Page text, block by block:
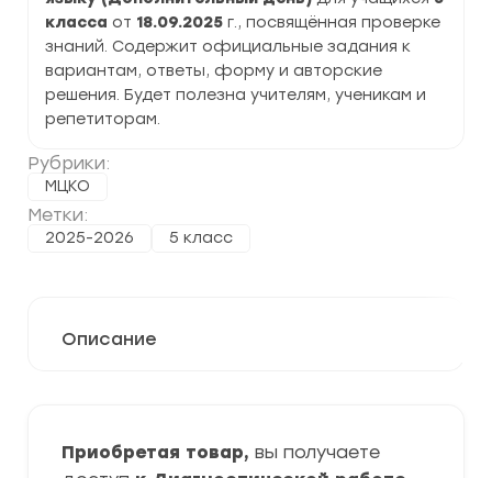
класса от 18.09.2025 г., посвящённая проверке
знаний. Содержит официальные задания к
вариантам, ответы, форму и авторские
решения. Будет полезна учителям, ученикам и
репетиторам.
Рубрики:
МЦКО
Метки:
2025-2026 5 класс
Описание
Приобретая товар, вы получаете